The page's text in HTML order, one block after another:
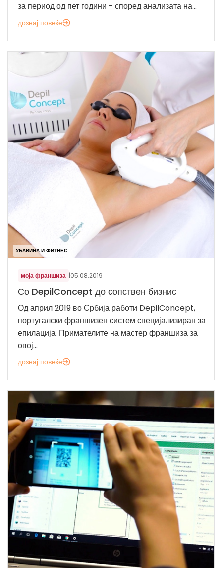
за период од пет години - според анализата на...
дознај повеќе
УБАВИНА И ФИТНЕС
моја франшиза |05.08.2019
Со DepilConcept до сопствен бизнис
Од април 2019 во Србија работи DepilConcept,
португалски франшизен систем специјализиран за
епилација. Примателите на мастер франшиза за
овој...
дознај повеќе